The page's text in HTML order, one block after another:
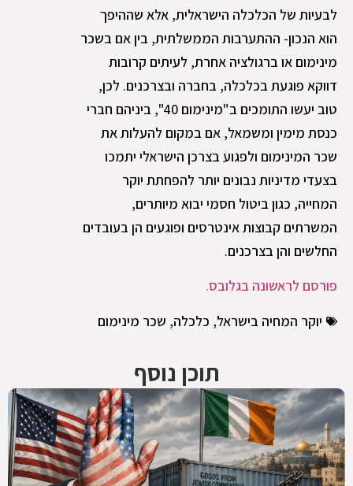
לבעיות של הכלכלה הישראלית, אלא שההיפך
הוא הנכון- ההתערבות הממשלתית, בין אם בשכר
מינימום או ברגולציה אחרת, לעיתים קרובות
דווקא פוגעת בכלכלה, בחברה ובצרכנים. לכן,
טוב יעשו התומכים ב"מינימום 40", ביניהם חברי
כנסת מימין ומשמאל, אם במקום להעלות את
שכר המינימום ולפגוע בצרכן הישראלי יתמכו
בצעדי מדיניות נבונים יותר להפחתת יוקר
המחייה, כגון ביטול חסמי יבוא מיותרים,
המשרתים קבוצות אינטרסים ופוגעים הן בעובדים
החלשים והן בצרכנים.
פורסם לראשונה בגלובס.
יוקר המחיה בישראל, כלכלה, שכר מינימום
תוכן נוסף